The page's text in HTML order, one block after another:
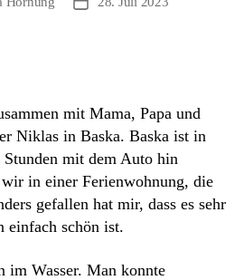
mit Mama, Papa und
Niklas in Baska. Baska ist in
mit dem Auto hin
in einer Ferienwohnung, die
gefallen hat mir, dass es sehr
einfach schön ist.
im Wasser. Man konnte